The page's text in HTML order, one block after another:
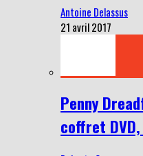
Antoine Delassus
21 avril 2017
Penny
coffret